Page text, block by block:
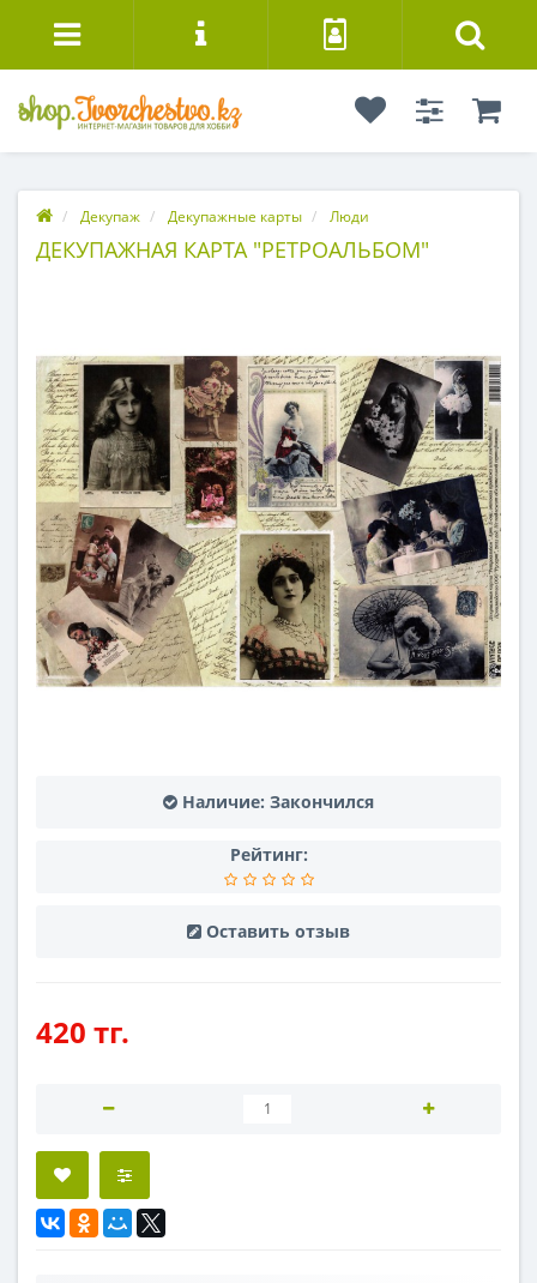
Декупаж Декупажные карты Люди
ДЕКУПАЖНАЯ КАРТА "РЕТРОАЛЬБОМ"
Наличие: Закончился
Рейтинг:
Оставить отзыв
420 тг.